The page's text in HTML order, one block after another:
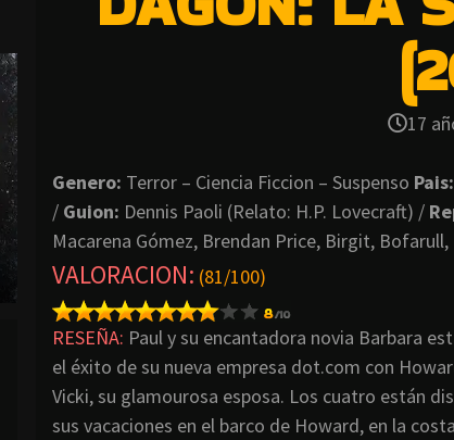
17
Genero: Terror – Ciencia Ficcion – Suspenso Pais:
/ Guion: Dennis Paoli (Relato: H.P. Lovecraft) /
Macarena Gómez, Brendan Price, Birgit,
VALORACION: (81/100)
RESEÑA: Paul y su encantadora novia Barbara
el éxito de su nueva empresa dot.com con
Vicki, su glamourosa esposa. Los cuatro están
sus vacaciones en el barco de Howard, en la